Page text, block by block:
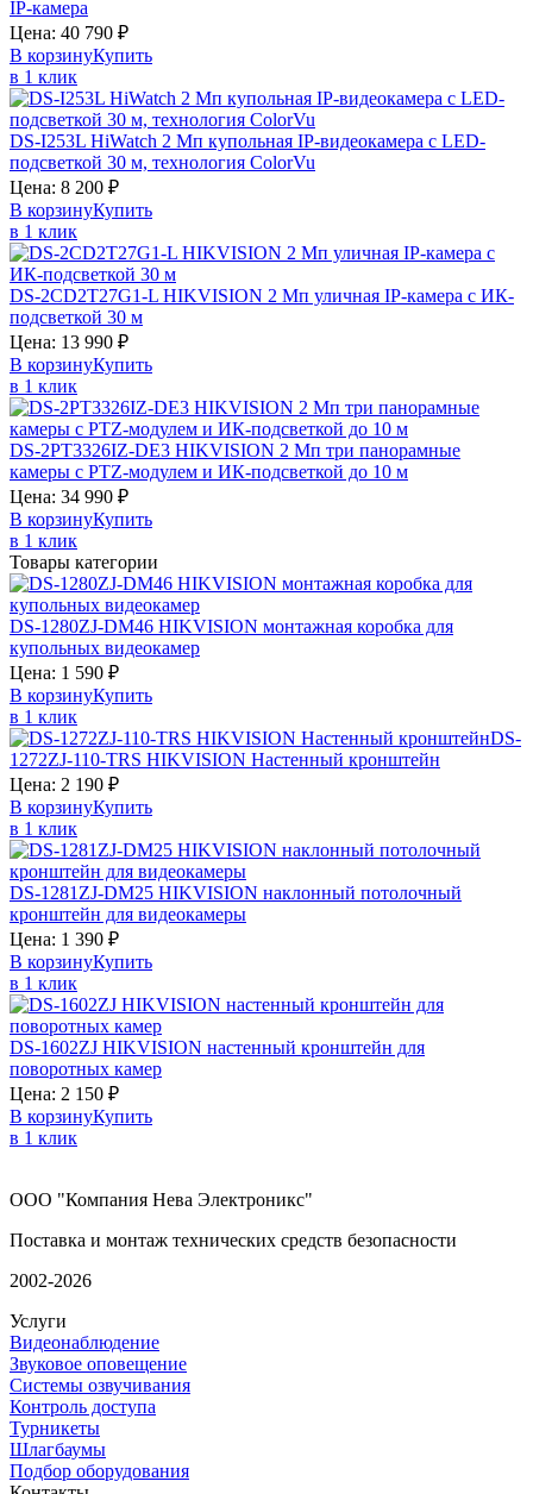
IP-камера
Цена: 40 790 ₽
В корзинуКупить
в 1 клик
DS-I253L HiWatch 2 Мп купольная IP-видеокамера с LED-
подсветкой 30 м, технология ColorVu
Цена: 8 200 ₽
В корзинуКупить
в 1 клик
DS-2CD2T27G1-L HIKVISION 2 Мп уличная IP-камера с ИК-
подсветкой 30 м
Цена: 13 990 ₽
В корзинуКупить
в 1 клик
DS-2PT3326IZ-DE3 HIKVISION 2 Мп три панорамные
камеры с PTZ-модулем и ИК-подсветкой до 10 м
Цена: 34 990 ₽
В корзинуКупить
в 1 клик
Товары категории
DS-1280ZJ-DM46 HIKVISION монтажная коробка для
купольных видеокамер
Цена: 1 590 ₽
В корзинуКупить
в 1 клик
DS-
1272ZJ-110-TRS HIKVISION Настенный кронштейн
Цена: 2 190 ₽
В корзинуКупить
в 1 клик
DS-1281ZJ-DM25 HIKVISION наклонный потолочный
кронштейн для видеокамеры
Цена: 1 390 ₽
В корзинуКупить
в 1 клик
DS-1602ZJ HIKVISION настенный кронштейн для
поворотных камер
Цена: 2 150 ₽
В корзинуКупить
в 1 клик
ООО "Компания Нева Электроникс"
Поставка и монтаж технических средств безопасности
2002-2026
Услуги
Видеонаблюдение
Звуковое оповещение
Системы озвучивания
Контроль доступа
Турникеты
Шлагбаумы
Подбор оборудования